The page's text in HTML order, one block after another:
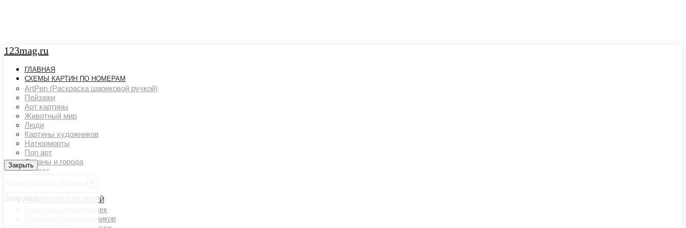
123mag.ru
ГЛАВНАЯ
СХЕМЫ КАРТИН ПО НОМЕРАМ
ArtPen (Раскраска шариковой ручкой)
Пейзажи
Арт картины
Животный мир
Люди
Картины художников
Натюрморты
Поп арт
Страны и города
Ню арт
РАСКРАСКИ ДЛЯ ДЕТЕЙ
Раскраски для девочек
Раскраски для мальчиков
Закрыть
Закрыть
Загрузка...